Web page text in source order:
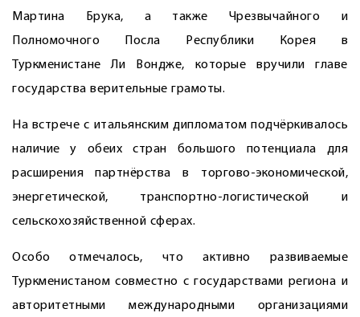
Мартина Брука, а также Чрезвычайного и
Полномочного Посла Республики Корея в
Туркменистане Ли Вондже, которые вручили главе
государства верительные грамоты.
На встрече с итальянским дипломатом подчёркивалось
наличие у обеих стран большого потенциала для
расширения партнёрства в торгово-экономической,
энергетической, транспортно-логистической и
сельскохозяйственной сферах.
Особо отмечалось, что активно развиваемые
Туркменистаном совместно с государствами региона и
авторитетными международными организациями